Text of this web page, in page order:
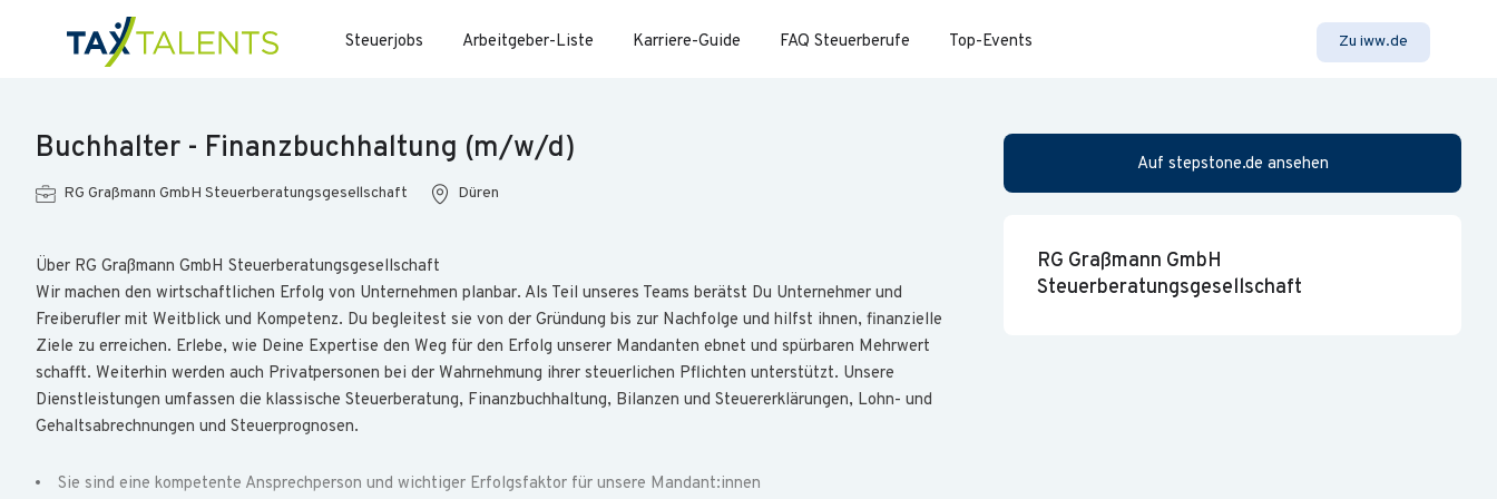
Steuerjobs Arbeitgeber-Liste Karriere-Guide FAQ Steuerberufe Top-Events Zu iww.de
Buchhalter - Finanzbuchhaltung (m/w/d)
RG Graßmann GmbH Steuerberatungsgesellschaft Düren
Über RG Graßmann GmbH Steuerberatungsgesellschaft
Wir machen den wirtschaftlichen Erfolg von Unternehmen planbar. Als Teil unseres Teams berätst Du Unternehmer und
Freiberufler mit Weitblick und Kompetenz. Du begleitest sie von der Gründung bis zur Nachfolge und hilfst ihnen, finanzielle
Ziele zu erreichen. Erlebe, wie Deine Expertise den Weg für den Erfolg unserer Mandanten ebnet und spürbaren Mehrwert
schafft. Weiterhin werden auch Privatpersonen bei der Wahrnehmung ihrer steuerlichen Pflichten unterstützt. Unsere
Dienstleistungen umfassen die klassische Steuerberatung, Finanzbuchhaltung, Bilanzen und Steuererklärungen, Lohn- und
Gehaltsabrechnungen und Steuerprognosen.
Sie sind eine kompetente Ansprechperson und wichtiger Erfolgsfaktor für unsere Mandant:innen
Auf stepstone.de ansehen
RG Graßmann GmbH
Steuerberatungsgesellschaft